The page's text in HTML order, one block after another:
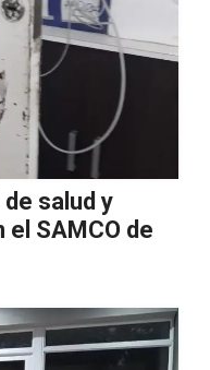
salud y
SAMCO de